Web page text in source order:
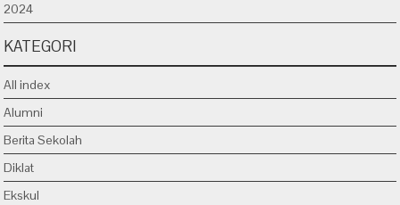
2024
KATEGORI
All index
Alumni
Berita Sekolah
Diklat
Ekskul